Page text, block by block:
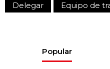
Delegar Equipo de
Popular